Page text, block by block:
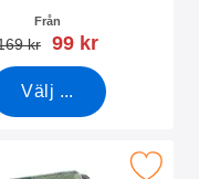
Från
tidigare pris
kr rea pris
99 kr
Välj ...
favorit Motorola